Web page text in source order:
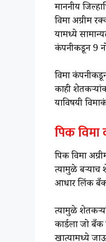
माननीय
विमा अग्रीम
यामध्ये
कंपनीकडून 9
विमा
काही
याविषयी
पिक
पिक विमा
त्यामुळे बऱ्याच
आधार लिंक
त्यामुळे
कार्डला जो